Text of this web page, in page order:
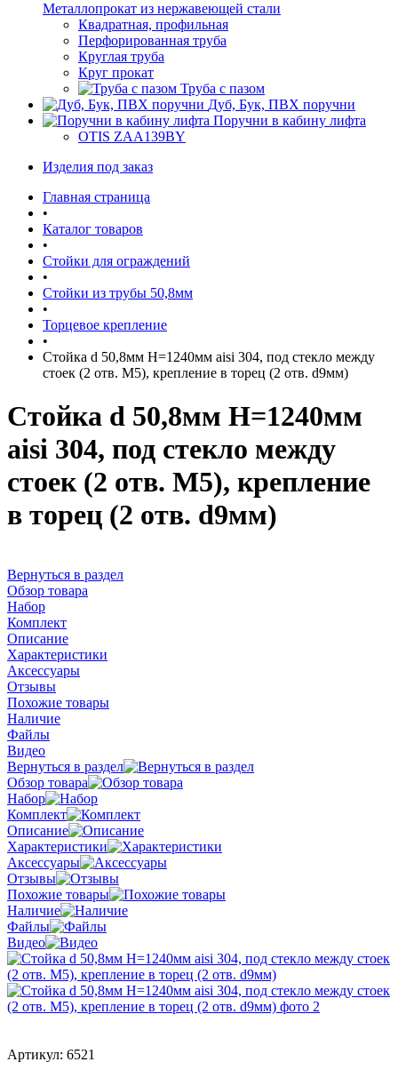
Металлопрокат из нержавеющей стали
Квадратная, профильная
Перфорированная труба
Круглая труба
Круг прокат
Труба с пазом
Дуб, Бук, ПВХ поручни
Поручни в кабину лифта
OTIS ZAA139BY
Изделия под заказ
Главная страница
•
Каталог товаров
•
Стойки для ограждений
•
Стойки из трубы 50,8мм
•
Торцевое крепление
•
Стойка d 50,8мм H=1240мм aisi 304, под стекло между
стоек (2 отв. М5), крепление в торец (2 отв. d9мм)
Стойка d 50,8мм H=1240мм
aisi 304, под стекло между
стоек (2 отв. М5), крепление
в торец (2 отв. d9мм)
Вернуться в раздел
Обзор товара
Набор
Комплект
Описание
Характеристики
Аксессуары
Отзывы
Похожие товары
Наличие
Файлы
Видео
Вернуться в раздел
Обзор товара
Набор
Комплект
Описание
Характеристики
Аксессуары
Отзывы
Похожие товары
Наличие
Файлы
Видео
Артикул: 6521